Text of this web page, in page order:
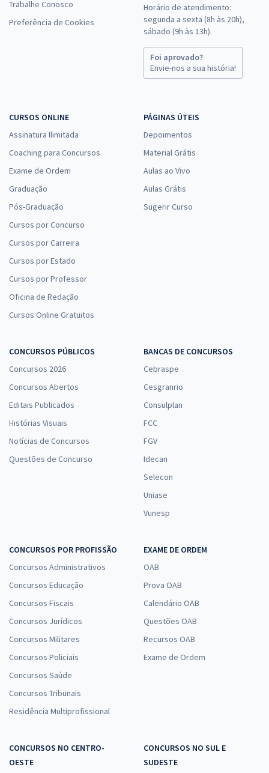
Trabalhe Conosco
Preferência de Cookies
Horário de atendimento:
segunda a sexta (8h às 20h),
sábado (9h às 13h).
Foi aprovado?
Envie-nos a sua história!
CURSOS ONLINE
Assinatura Ilimitada
Coaching para Concursos
Exame de Ordem
Graduação
Pós-Graduação
Cursos por Concurso
Cursos por Carreira
Cursos por Estado
Cursos por Professor
Oficina de Redação
Cursos Online Gratuitos
PÁGINAS ÚTEIS
Depoimentos
Material Grátis
Aulas ao Vivo
Aulas Grátis
Sugerir Curso
CONCURSOS PÚBLICOS
Concursos 2026
Concursos Abertos
Editais Publicados
Histórias Visuais
Notícias de Concursos
Questões de Concurso
BANCAS DE CONCURSOS
Cebraspe
Cesgranrio
Consulplan
FCC
FGV
Idecan
Selecon
Uniase
Vunesp
CONCURSOS POR PROFISSÃO
Concursos Administrativos
Concursos Educação
Concursos Fiscais
Concursos Jurídicos
Concursos Militares
Concursos Policiais
Concursos Saúde
Concursos Tribunais
Residência Multiprofissional
EXAME DE ORDEM
OAB
Prova OAB
Calendário OAB
Questões OAB
Recursos OAB
Exame de Ordem
CONCURSOS NO CENTRO-
OESTE
CONCURSOS NO SUL E
SUDESTE